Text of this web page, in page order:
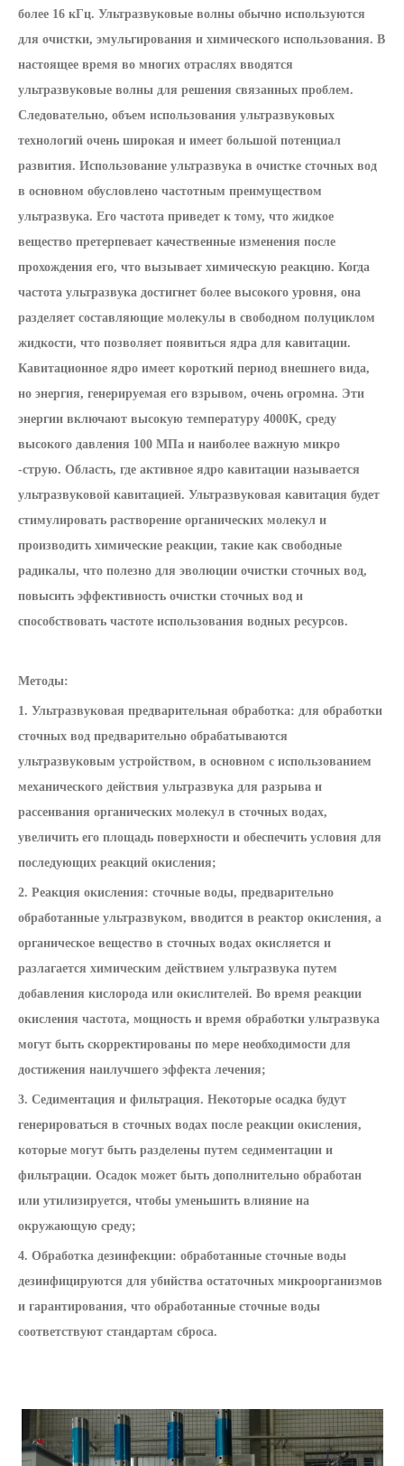
более 16 кГц. Ультразвуковые волны обычно используются
для очистки, эмульгирования и химического использования. В
настоящее время во многих отраслях вводятся
ультразвуковые волны для решения связанных проблем.
Следовательно, объем использования ультразвуковых
технологий очень широкая и имеет большой потенциал
развития. Использование ультразвука в очистке сточных вод
в основном обусловлено частотным преимуществом
ультразвука. Его частота приведет к тому, что жидкое
вещество претерпевает качественные изменения после
прохождения его, что вызывает химическую реакцию. Когда
частота ультразвука достигнет более высокого уровня, она
разделяет составляющие молекулы в свободном полуциклом
жидкости, что позволяет появиться ядра для кавитации.
Кавитационное ядро ​​имеет короткий период внешнего вида,
но энергия, генерируемая его взрывом, очень огромна. Эти
энергии включают высокую температуру 4000K, среду
высокого давления 100 МПа и наиболее важную микро
-струю. Область, где активное ядро ​​кавитации называется
ультразвуковой кавитацией. Ультразвуковая кавитация будет
стимулировать растворение органических молекул и
производить химические реакции, такие как свободные
радикалы, что полезно для эволюции очистки сточных вод,
повысить эффективность очистки сточных вод и
способствовать частоте использования водных ресурсов.
Методы:
1. Ультразвуковая предварительная обработка: для обработки
сточных вод предварительно обрабатываются
ультразвуковым устройством, в основном с использованием
механического действия ультразвука для разрыва и
рассеивания органических молекул в сточных водах,
увеличить его площадь поверхности и обеспечить условия для
последующих реакций окисления;
2. Реакция окисления: сточные воды, предварительно
обработанные ультразвуком, вводится в реактор окисления, а
органическое вещество в сточных водах окисляется и
разлагается химическим действием ультразвука путем
добавления кислорода или окислителей. Во время реакции
окисления частота, мощность и время обработки ультразвука
могут быть скорректированы по мере необходимости для
достижения наилучшего эффекта лечения;
3. Седиментация и фильтрация. Некоторые осадка будут
генерироваться в сточных водах после реакции окисления,
которые могут быть разделены путем седиментации и
фильтрации. Осадок может быть дополнительно обработан
или утилизируется, чтобы уменьшить влияние на
окружающую среду;
4. Обработка дезинфекции: обработанные сточные воды
дезинфицируются для убийства остаточных микроорганизмов
и гарантирования, что обработанные сточные воды
соответствуют стандартам сброса.